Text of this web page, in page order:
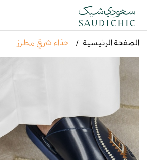
الصفحة الرئيسية حذاء شرقي مطرز